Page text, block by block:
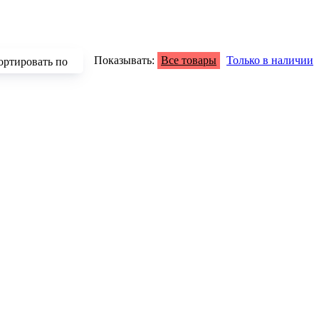
по Показывать: Все товары Только в наличии